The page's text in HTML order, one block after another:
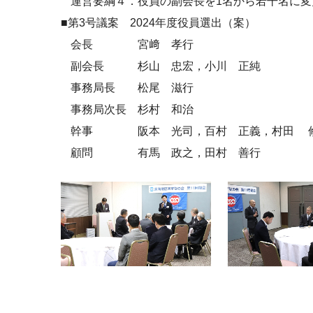
■第3号議案 2024年度役員選出（案）
会長 宮﨑 孝行
副会長 杉山 忠宏，小川 正純
事務局長 松尾 滋行
事務局次長 杉村 和治
幹事 阪本 光司，百村 正義，村田
顧問 有馬 政之，田村 善行